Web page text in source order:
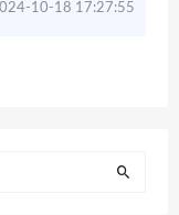
10-18 17:27:55